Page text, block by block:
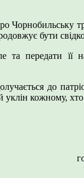
Чорнобильську
бути
та передати
до
уклін кожному,